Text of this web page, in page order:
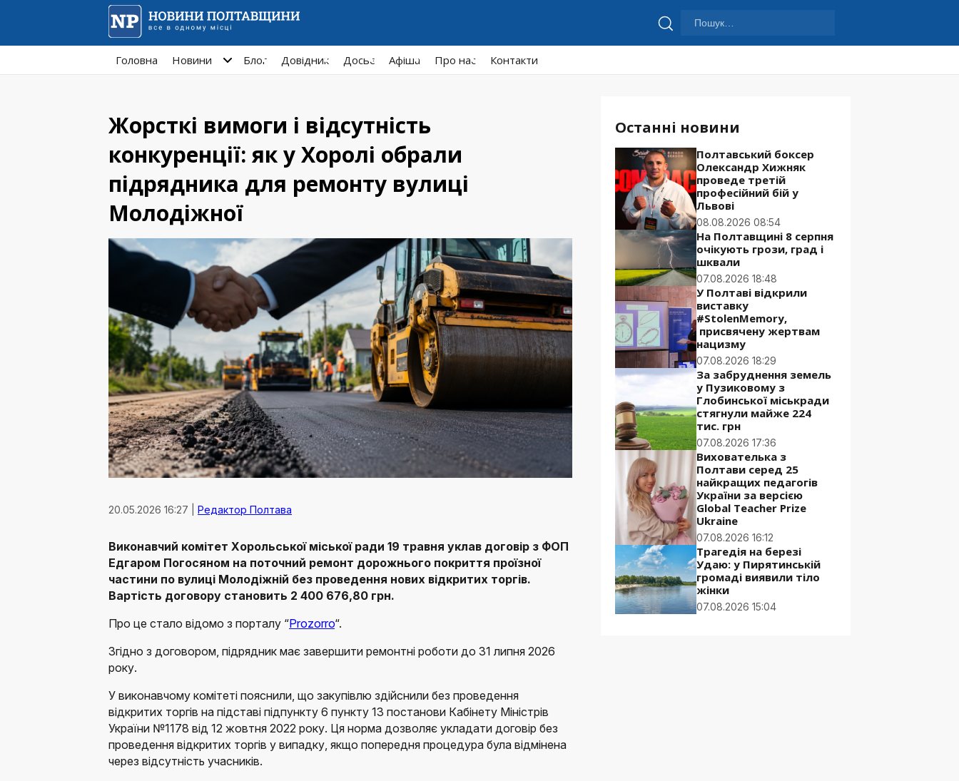
Пошук:
Головна Новини Блог Довідник Досьє Афiша Про нас Контакти
Жорсткі вимоги і відсутність
конкуренції: як у Хоролі обрали
підрядника для ремонту вулиці
Молодіжної
20.05.2026 16:27 | Редактор Полтава
Виконавчий комітет Хорольської міської ради 19 травня уклав договір з ФОП
Едгаром Погосяном на поточний ремонт дорожнього покриття проїзної
частини по вулиці Молодіжній без проведення нових відкритих торгів.
Вартість договору становить 2 400 676,80 грн.
Про це стало відомо з порталу “Prozorro“.
Згідно з договором, підрядник має завершити ремонтні роботи до 31 липня 2026
року.
У виконавчому комітеті пояснили, що закупівлю здійснили без проведення
відкритих торгів на підставі підпункту 6 пункту 13 постанови Кабінету Міністрів
України №1178 від 12 жовтня 2022 року. Ця норма дозволяє укладати договір без
проведення відкритих торгів у випадку, якщо попередня процедура була відмінена
через відсутність учасників.
Останні новини
Полтавський боксер
Олександр Хижняк
проведе третій
професійний бій у
Львові
08.08.2026 08:54
На Полтавщині 8 серпня
очікують грози, град і
шквали
07.08.2026 18:48
У Полтаві відкрили
виставку
#StolenMemory,
присвячену жертвам
нацизму
07.08.2026 18:29
За забруднення земель
у Пузиковому з
Глобинської міськради
стягнули майже 224
тис. грн
07.08.2026 17:36
Вихователька з
Полтави серед 25
найкращих педагогів
України за версією
Global Teacher Prize
Ukraine
07.08.2026 16:12
Трагедія на березі
Удаю: у Пирятинській
громаді виявили тіло
жінки
07.08.2026 15:04